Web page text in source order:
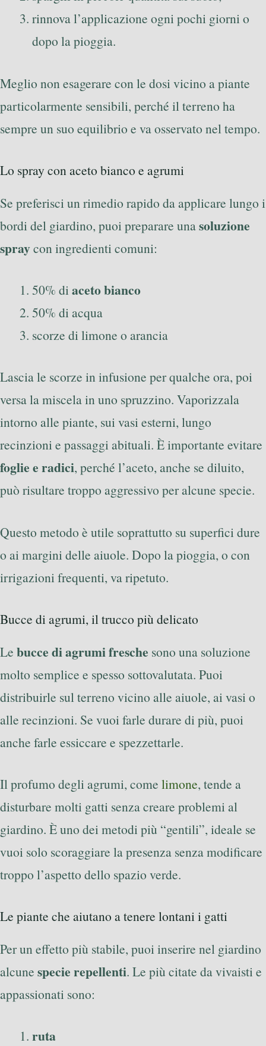
rinnova l’applicazione ogni pochi giorni o
dopo la pioggia.
Meglio non esagerare con le dosi vicino a piante
particolarmente sensibili, perché il terreno ha
sempre un suo equilibrio e va osservato nel tempo.
Lo spray con aceto bianco e agrumi
Se preferisci un rimedio rapido da applicare lungo i
bordi del giardino, puoi preparare unasoluzione
spraycon ingredienti comuni:
50% diaceto bianco
50% di acqua
scorze di limone o arancia
Lascia le scorze in infusione per qualche ora, poi
versa la miscela in uno spruzzino. Vaporizzala
intorno alle piante, sui vasi esterni, lungo
recinzioni e passaggi abituali. È importante evitare
foglie e radici, perché l’aceto, anche se diluito,
può risultare troppo aggressivo per alcune specie.
Questo metodo è utile soprattutto su superfici dure
o ai margini delle aiuole. Dopo la pioggia, o con
irrigazioni frequenti, va ripetuto.
Bucce di agrumi, il trucco più delicato
Le bucce di agrumi fresche sono una soluzione
molto semplice e spesso sottovalutata. Puoi
distribuirle sul terreno vicino alle aiuole, ai vasi o
alle recinzioni. Se vuoi farle durare di più, puoi
anche farle essiccare e spezzettarle.
Il profumo degli agrumi, come limone, tende a
disturbare molti gatti senza creare problemi al
giardino. È uno dei metodi più “gentili”, ideale se
vuoi solo scoraggiare la presenza senza modificare
troppo l’aspetto dello spazio verde.
Le piante che aiutano a tenere lontani i gatti
Per un effetto più stabile, puoi inserire nel giardino
alcune specie repellenti. Le più citate da vivaisti e
appassionati sono:
ruta